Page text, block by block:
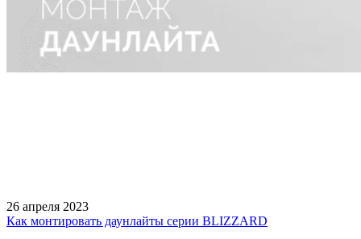
26 апреля 2023
Как монтировать даунлайты серии BLIZZARD